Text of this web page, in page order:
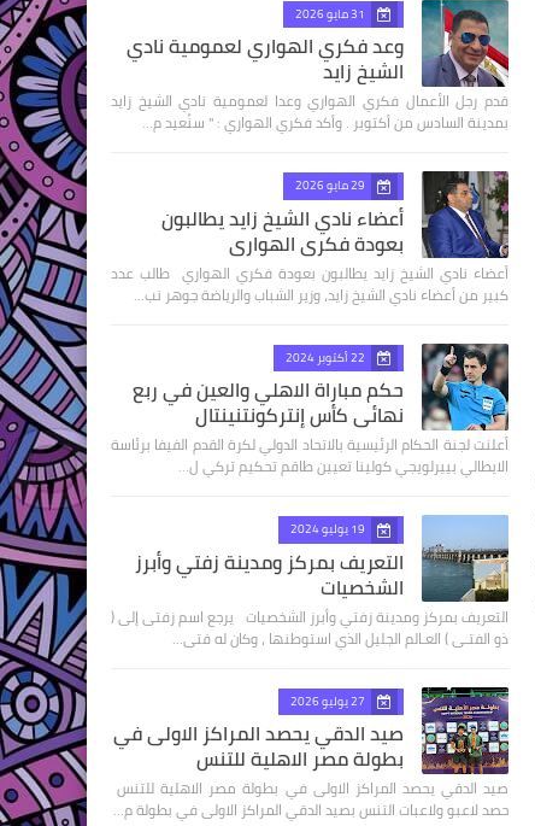
31 مايو 2026
وعد فكري الهواري لعمومية نادي
الشيخ زايد
قدم رجل الأعمال فكري الهواري وعدا لعمومية نادي الشيخ زايد
بمدينة السادس من أكتوبر . وأكد فكري الهواري : " سنُعيد م…
29 مايو 2026
أعضاء نادي الشيخ زايد يطالبون
بعودة فكري الهواري
أعضاء نادي الشيخ زايد يطالبون بعودة فكري الهواري طالب عدد
كبير من أعضاء نادي الشيخ زايد، وزير الشباب والرياضة جوهر نب…
22 أكتوبر 2024
حكم مباراة الاهلي والعين في ربع
نهائى كأس إنتركونتنينتال
أعلنت لجنة الحكام الرئيسية بالاتحاد الدولي لكرة القدم الفيفا برئاسة
الايطالي بييرلويجي كولينا تعيين طاقم تحكيم تركي ل…
19 يوليو 2024
التعريف بمركز ومدينة زفتي وأبرز
الشخصيات
التعريف بمركز ومدينة زفتي وأبرز الشخصيات يرجع اسم زفتى إلى (
ذو الفتـى ) العـالم الجليل الذي استوطنها ، وكان له فتى…
27 يوليو 2026
صيد الدقي يحصد المراكز الاولى في
بطولة مصر الاهلية للتنس
صيد الدقي يحصد المراكز الاولى في بطولة مصر الاهلية للتنس
حصد لاعبو ولاعبات التنس بصيد الدقي المراكز الاولى في بطولة م…